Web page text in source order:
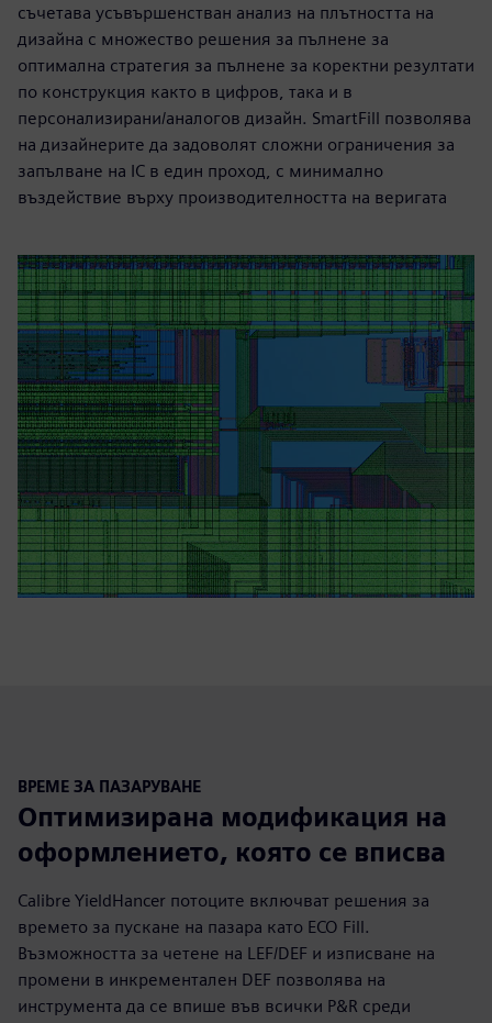
съчетава усъвършенстван анализ на плътността на
дизайна с множество решения за пълнене за
оптимална стратегия за пълнене за коректни резултати
по конструкция както в цифров, така и в
персонализирани/аналогов дизайн. SmartFill позволява
на дизайнерите да задоволят сложни ограничения за
запълване на IC в един проход, с минимално
въздействие върху производителността на веригата
ВРЕМЕ ЗА ПАЗАРУВАНЕ
Оптимизирана модификация на
оформлението, която се вписва
Calibre YieldHancer потоците включват решения за
времето за пускане на пазара като ECO Fill.
Възможността за четене на LEF/DEF и изписване на
промени в инкрементален DEF позволява на
инструмента да се впише във всички P&R среди